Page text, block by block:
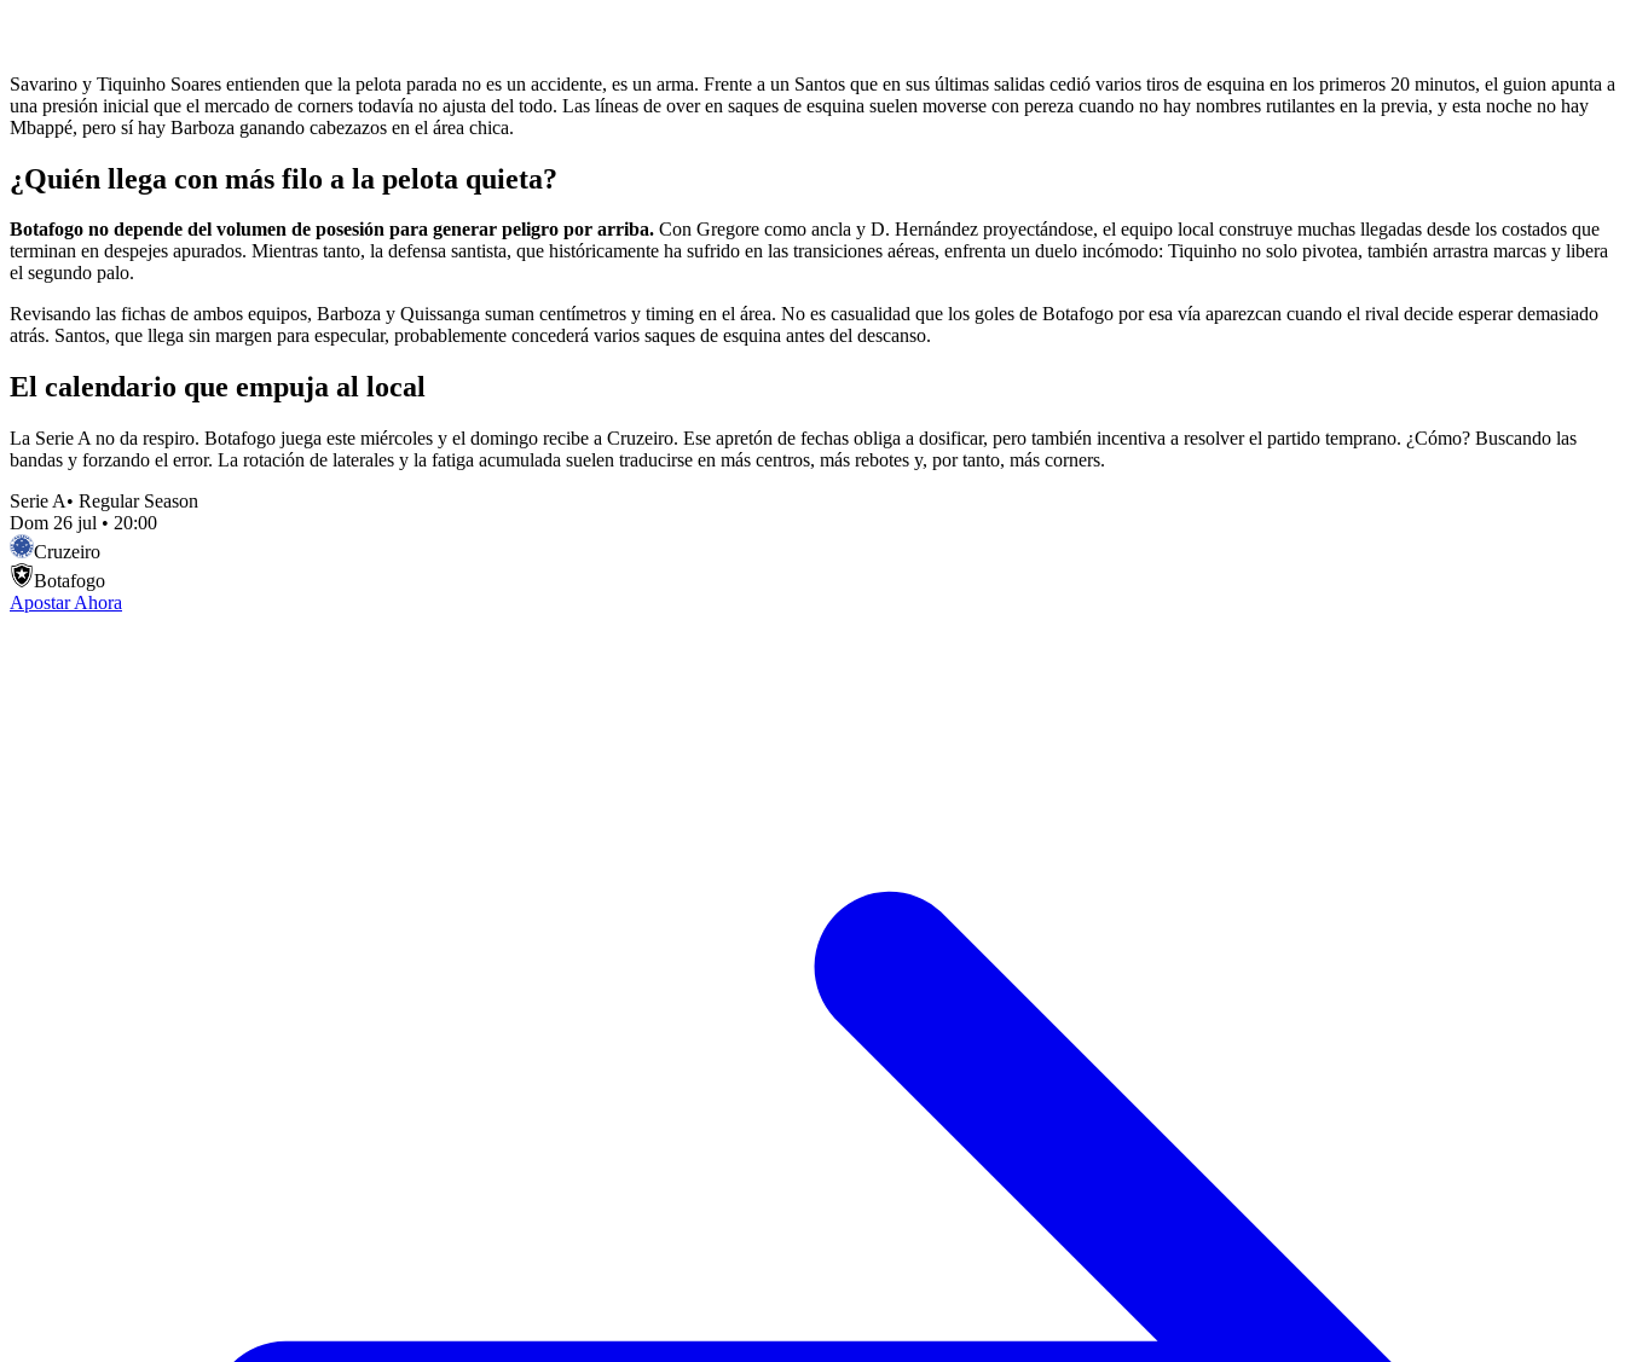
Savarino y Tiquinho Soares entienden que la pelota parada no es un accidente, es un arma. Frente a un Santos que en sus últimas salidas cedió varios tiros de esquina en los primeros 20 minutos, el guion apunta a
una presión inicial que el mercado de corners todavía no ajusta del todo. Las líneas de over en saques de esquina suelen moverse con pereza cuando no hay nombres rutilantes en la previa, y esta noche no hay
Mbappé, pero sí hay Barboza ganando cabezazos en el área chica.
¿Quién llega con más filo a la pelota quieta?
Botafogo no depende del volumen de posesión para generar peligro por arriba. Con Gregore como ancla y D. Hernández proyectándose, el equipo local construye muchas llegadas desde los costados que
terminan en despejes apurados. Mientras tanto, la defensa santista, que históricamente ha sufrido en las transiciones aéreas, enfrenta un duelo incómodo: Tiquinho no solo pivotea, también arrastra marcas y libera
el segundo palo.
Revisando las fichas de ambos equipos, Barboza y Quissanga suman centímetros y timing en el área. No es casualidad que los goles de Botafogo por esa vía aparezcan cuando el rival decide esperar demasiado
atrás. Santos, que llega sin margen para especular, probablemente concederá varios saques de esquina antes del descanso.
El calendario que empuja al local
La Serie A no da respiro. Botafogo juega este miércoles y el domingo recibe a Cruzeiro. Ese apretón de fechas obliga a dosificar, pero también incentiva a resolver el partido temprano. ¿Cómo? Buscando las
bandas y forzando el error. La rotación de laterales y la fatiga acumulada suelen traducirse en más centros, más rebotes y, por tanto, más corners.
Serie A• Regular Season
Dom 26 jul • 20:00
Cruzeiro
Botafogo
Apostar Ahora